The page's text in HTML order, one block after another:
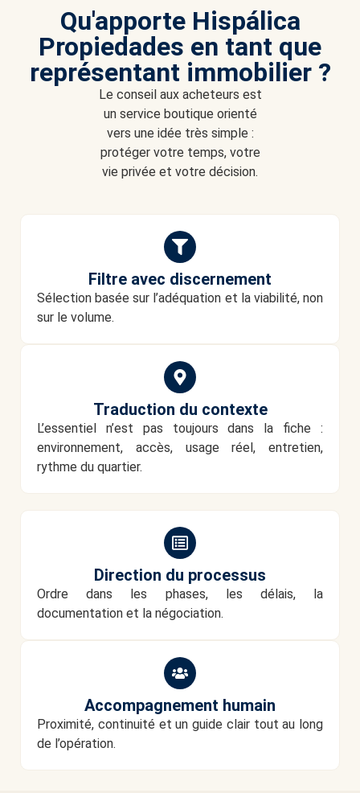
Qu'apporte Hispálica
Propiedades en tant que
représentant immobilier ?
Le conseil aux acheteurs est
un service boutique orienté
vers une idée très simple :
protéger votre temps, votre
vie privée et votre décision.
Filtre avec discernement
Sélection basée sur l’adéquation et la viabilité, non
sur le volume.
Traduction du contexte
L’essentiel n’est pas toujours dans la fiche :
environnement, accès, usage réel, entretien,
rythme du quartier.
Direction du processus
Ordre dans les phases, les délais, la
documentation et la négociation.
Accompagnement humain
Proximité, continuité et un guide clair tout au long
de l’opération.